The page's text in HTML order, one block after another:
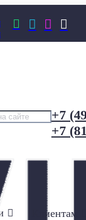
   
+7
+7
Клиентам